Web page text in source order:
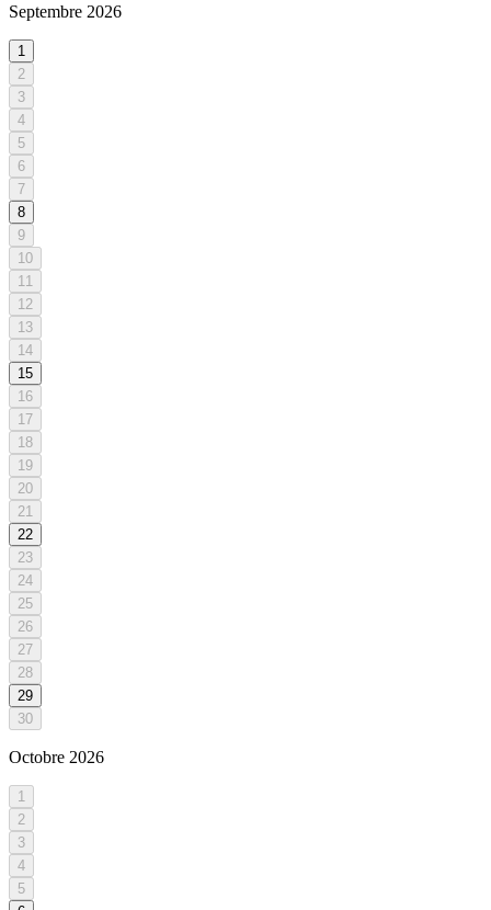
Septembre 2026
1
2
3
4
5
6
7
8
9
10
11
12
13
14
15
16
17
18
19
20
21
22
23
24
25
26
27
28
29
30
Octobre 2026
1
2
3
4
5